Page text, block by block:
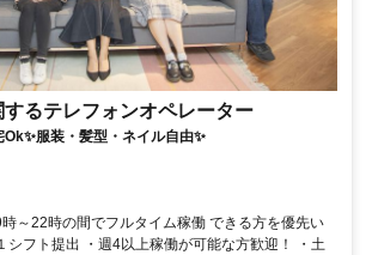
るテレフォンオペレーター
服装・髪型・ネイル自由✨
～22時の間でフルタイム稼働 できる方を優先い
シフト提出 ・週4以上稼働が可能な方歓迎！ ・土